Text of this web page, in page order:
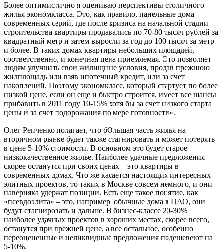
Более оптимистично я оцениваю перспективы столичного
жилья экономкласса. Это, как правило, панельные дома
современных серий, где после кризиса на начальной стадии
строительства квартиры продавались по 70-80 тысяч рублей за
квадратный метр и затем выросли за год до 100 тысяч за метр
и более. В таких домах квартиры небольших площадей,
соответственно, и конечная цена приемлемая. Это позволяет
людям улучшать свои жилищные условия, продав прежнюю
жилплощадь или взяв ипотечный кредит, или за счет
накоплений. Поэтому экономкласс, который стартует по более
низкой цене, если он еще и быстро строится, имеет все шансы
прибавить в 2011 году 10-15% хотя бы за счет низкого старта
цены и за счет подорожания по мере готовности».
Олег Репченко полагает, что бОльшая часть жилья на
вторичном рынке будет также стагнировать и может потерять
в цене 5-10% стоимости. В основном это будет старое
низкокачественное жилье. Наиболее удачные предложения
скорее останутся при своих ценах – это квартиры в
современных домах. Что же касается настоящих интересных
элитных проектов, то таких в Москве совсем немного, и они
наверняка удержат позиции. Есть еще такое понятие, как
«псевдоэлита» – это, например, обычные дома в ЦАО, они
будут стагнировать и дальше. В бизнес-классе 20-30%
наиболее удачных проектов в хороших местах, скорее всего,
останутся при прежней цене, а все остальное, особенно
переоцененные и неликвидные предложения подешевеют на
5-10%.